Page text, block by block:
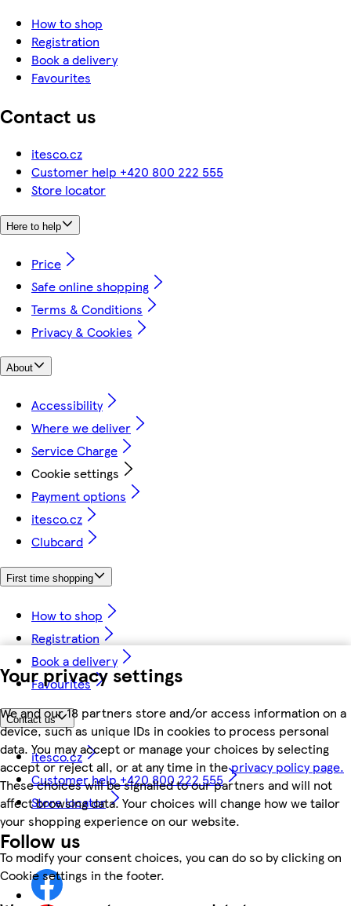
Your privacy settings
We and our 18 partners store and/or access information on a
device, such as unique IDs in cookies to process personal
data. You may accept or manage your choices by selecting
accept or reject all, or at any time in theprivacy policy page.
These choices will be signalled to our partners and will not
affect browsing data. Your choices will change how we tailor
your shopping experience on our website.
To modify your consent choices, you can do so by clicking on
Cookie settings in the footer.
How to shop
Registration
Book a delivery
Favourites
Contact us
itesco.cz
Customer help +420 800 222 555
Store locator
Here to help
Price
Safe online shopping
Terms & Conditions
Privacy & Cookies
About
Accessibility
Where we deliver
Service Charge
Cookie settings
Payment options
itesco.cz
Clubcard
First time shopping
How to shop
Registration
Book a delivery
Favourites
Contact us
itesco.cz
Customer help +420 800 222 555
Store locator
Follow us